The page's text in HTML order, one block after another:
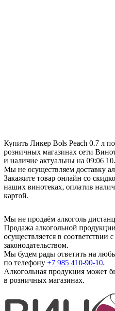
Купить Ликер Bols Peach 0.7 л
розничных магазинах сети
и наличие актуальны на 09:06
Мы не осуществляем доставку
Закажите товар онлайн со
наших винотеках, оплатив
картой.
Мы не продаём алкоголь
Продажа алкогольной
осуществляется в соответствии
законодательством.
Мы будем рады ответить на
по телефону +7 985 410-90-10.
Алкогольная продукция может
в розничных магазинах.